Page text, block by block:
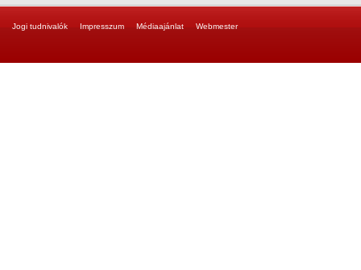
Jogi tudnivalók Impresszum Médiaajánlat Webmester